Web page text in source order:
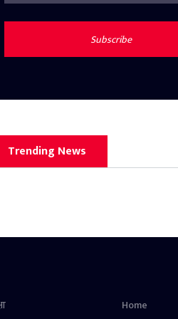
Subscribe
Trending News
Home